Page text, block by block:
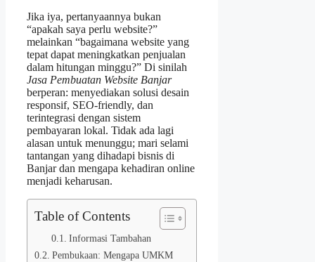
Jika iya, pertanyaannya bukan
“apakah saya perlu website?”
melainkan “bagaimana website yang
tepat dapat meningkatkan penjualan
dalam hitungan minggu?” Di sinilah
Jasa Pembuatan Website Banjar
berperan: menyediakan solusi desain
responsif, SEO‑friendly, dan
terintegrasi dengan sistem
pembayaran lokal. Tidak ada lagi
alasan untuk menunggu; mari selami
tantangan yang dihadapi bisnis di
Banjar dan mengapa kehadiran online
menjadi keharusan.
Table of Contents
Informasi Tambahan
Pembukaan: Mengapa UMKM